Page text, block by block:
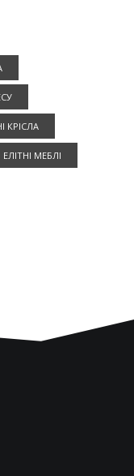
КРІСЛА
ЕЛІТНІ МЕБЛІ